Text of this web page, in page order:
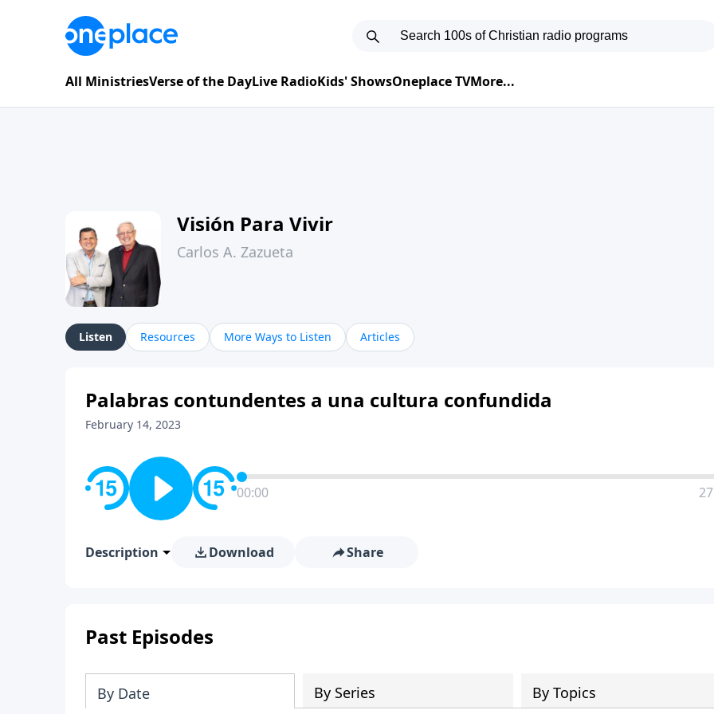
All MinistriesVerse of the DayLive RadioKids' ShowsOneplace TVMore...
Visión Para Vivir
Carlos A. Zazueta
Listen Resources More Ways to Listen Articles
Palabras contundentes a una cultura confundida
February 14, 2023
00:00
Description Download Share
Past Episodes
By Date By Series By Topics